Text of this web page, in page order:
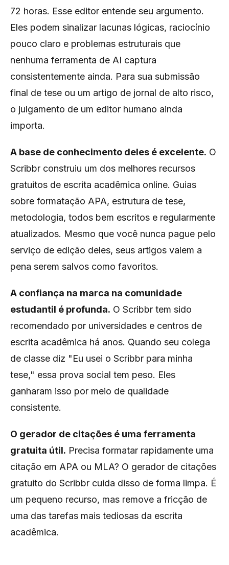
72 horas. Esse editor entende seu argumento.
Eles podem sinalizar lacunas lógicas, raciocínio
pouco claro e problemas estruturais que
nenhuma ferramenta de AI captura
consistentemente ainda. Para sua submissão
final de tese ou um artigo de jornal de alto risco,
o julgamento de um editor humano ainda
importa.
A base de conhecimento deles é excelente. O
Scribbr construiu um dos melhores recursos
gratuitos de escrita acadêmica online. Guias
sobre formatação APA, estrutura de tese,
metodologia, todos bem escritos e regularmente
atualizados. Mesmo que você nunca pague pelo
serviço de edição deles, seus artigos valem a
pena serem salvos como favoritos.
A confiança na marca na comunidade
estudantil é profunda. O Scribbr tem sido
recomendado por universidades e centros de
escrita acadêmica há anos. Quando seu colega
de classe diz "Eu usei o Scribbr para minha
tese," essa prova social tem peso. Eles
ganharam isso por meio de qualidade
consistente.
O gerador de citações é uma ferramenta
gratuita útil. Precisa formatar rapidamente uma
citação em APA ou MLA? O gerador de citações
gratuito do Scribbr cuida disso de forma limpa. É
um pequeno recurso, mas remove a fricção de
uma das tarefas mais tediosas da escrita
acadêmica.